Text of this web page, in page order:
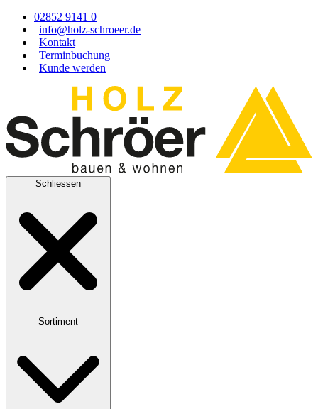
02852 9141 0
info@holz-schroeer.de
Kontakt
Terminbuchung
Kunde werden
Schliessen
Sortiment